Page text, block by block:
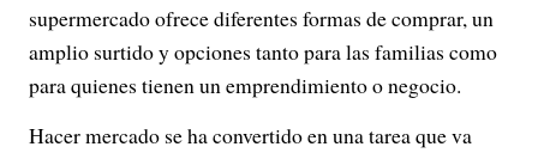
supermercado ofrece diferentes formas de comprar, un
amplio surtido y opciones tanto para las familias como
para quienes tienen un emprendimiento o negocio.
Hacer mercado se ha convertido en una tarea que va